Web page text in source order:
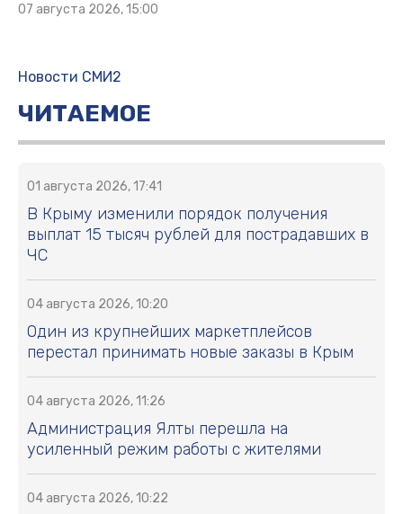
07 августа 2026, 15:00
Новости СМИ2
ЧИТАЕМОЕ
01 августа 2026, 17:41
В Крыму изменили порядок получения
выплат 15 тысяч рублей для пострадавших в
ЧС
04 августа 2026, 10:20
Один из крупнейших маркетплейсов
перестал принимать новые заказы в Крым
04 августа 2026, 11:26
Администрация Ялты перешла на
усиленный режим работы с жителями
04 августа 2026, 10:22